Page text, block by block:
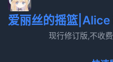
爱丽丝的摇篮
现行修订版,不收